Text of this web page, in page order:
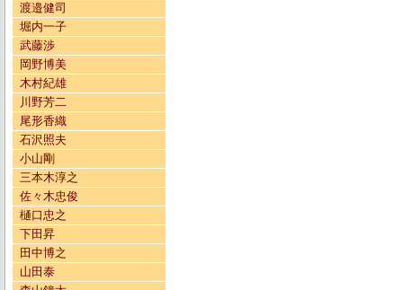
渡邉健司
堀内一子
武藤渉
岡野博美
木村紀雄
川野芳二
尾形香織
石沢照夫
小山剛
三本木淳之
佐々木忠俊
樋口忠之
下田昇
田中博之
山田泰